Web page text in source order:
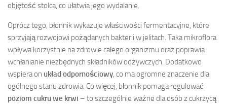
objętość stolca, co ułatwia jego wydalanie.
Oprócz tego, błonnik wykazuje właściwości fermentacyjne, które
sprzyjają rozwojowi pożądanych bakterii w jelitach. Taka mikroflora
wpływa korzystnie na zdrowie całego organizmu oraz poprawia
wchłanianie niezbędnych składników odżywczych. Dodatkowo
wspiera on układ odpornościowy, co ma ogromne znaczenie dla
ogólnego stanu zdrowia. Co więcej, błonnik pomaga regulować
poziom cukru we krwi – to szczególnie ważne dla osób z cukrzycą